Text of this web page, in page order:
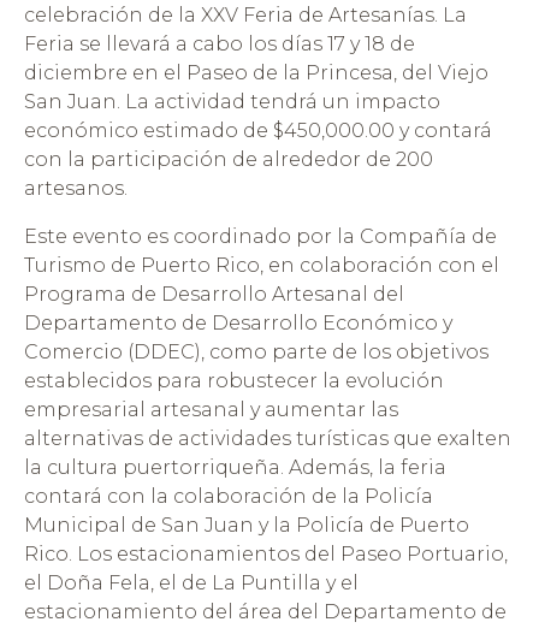
celebración de la XXV Feria de Artesanías. La
Feria se llevará a cabo los días 17 y 18 de
diciembre en el Paseo de la Princesa, del Viejo
San Juan. La actividad tendrá un impacto
económico estimado de $450,000.00 y contará
con la participación de alrededor de 200
artesanos.
Este evento es coordinado por la Compañía de
Turismo de Puerto Rico, en colaboración con el
Programa de Desarrollo Artesanal del
Departamento de Desarrollo Económico y
Comercio (DDEC), como parte de los objetivos
establecidos para robustecer la evolución
empresarial artesanal y aumentar las
alternativas de actividades turísticas que exalten
la cultura puertorriqueña. Además, la feria
contará con la colaboración de la Policía
Municipal de San Juan y la Policía de Puerto
Rico. Los estacionamientos del Paseo Portuario,
el Doña Fela, el de La Puntilla y el
estacionamiento del área del Departamento de